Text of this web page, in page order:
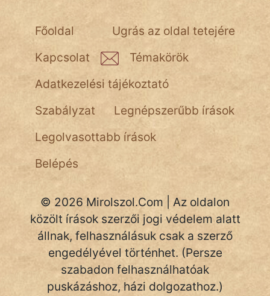
Ugrás az oldal tetejére
Főoldal
Kapcsolat
Témakörök
Adatkezelési tájékoztató
Szabályzat
Legnépszerűbb írások
Legolvasottabb írások
Belépés
© 2026 Mirolszol.Com | Az oldalon
közölt írások szerzői jogi védelem alatt
állnak, felhasználásuk csak a szerző
engedélyével történhet. (Persze
szabadon felhasználhatóak
puskázáshoz, házi dolgozathoz.)